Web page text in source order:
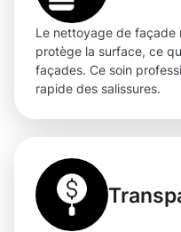
Le nettoyage de façade
protège la surface, ce
façades. Ce soin
rapide des salissures.